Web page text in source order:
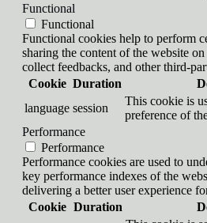
Functional
Functional
Functional cookies help to perform
sharing the content of the website
collect feedbacks, and other third-
Cookie Duration
language session
This cookie is
preference of
Performance
Performance
Performance cookies are used to
key performance indexes of the
delivering a better user experience
Cookie Duration